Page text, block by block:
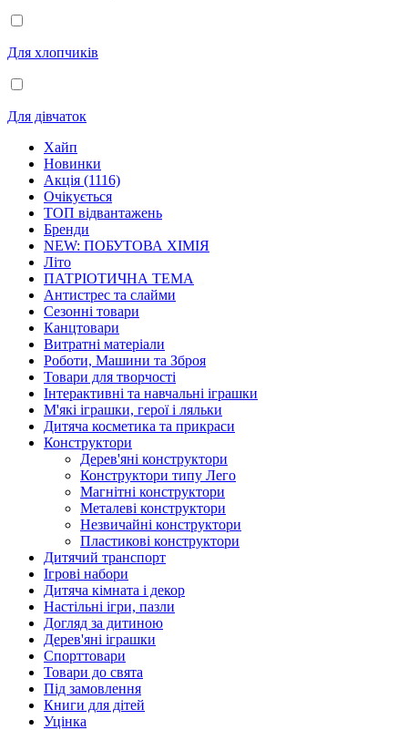
Для хлопчиків
Для дівчаток
Хайп
Новинки
Акція (1116)
Очікується
ТОП відвантажень
Бренди
NEW: ПОБУТОВА ХІМІЯ
Літо
ПАТРІОТИЧНА ТЕМА
Антистрес та слайми
Сезонні товари
Канцтовари
Витратні матеріали
Роботи, Машини та Зброя
Товари для творчості
Інтерактивні та навчальні іграшки
М'які іграшки, герої і ляльки
Дитяча косметика та прикраси
Конструктори
Дерев'яні конструктори
Конструктори типу Лего
Магнітні конструктори
Металеві конструктори
Незвичайні конструктори
Пластикові конструктори
Дитячий транспорт
Ігрові набори
Дитяча кімната і декор
Настільні ігри, пазли
Догляд за дитиною
Дерев'яні іграшки
Спорттовари
Товари до свята
Під замовлення
Книги для дітей
Уцінка